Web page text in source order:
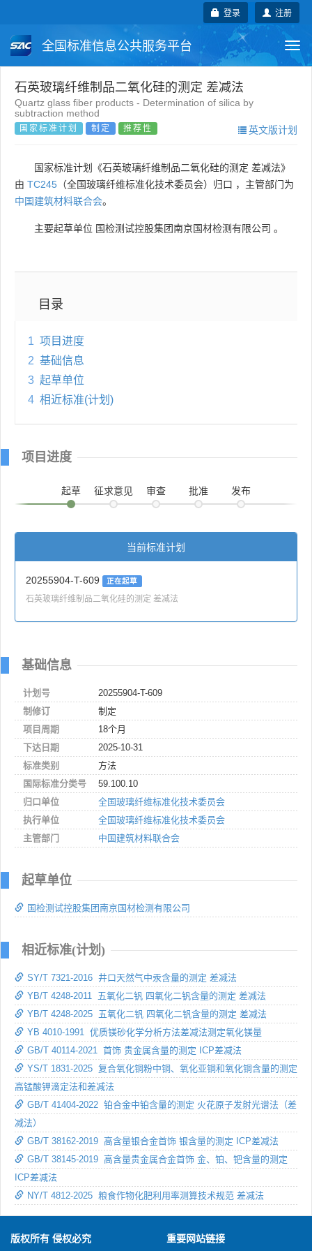
注册
登录
全国标准信息公共服务平台
国家标准 行业标准 地方标准
团体标准
石英玻璃纤维制品二氧化硅的测定 差减法
Quartz glass fiber products - Determination of silica by
subtraction method
国家标准计划 制定 推荐性 英文版计划
国家标准计划《石英玻璃纤维制品二氧化硅的测定 差减法》
由 TC245 （全国玻璃纤维标准化技术委员会）归口 ，主管部门为
中国建筑材料联合会。
主要起草单位 国检测试控股集团南京国材检测有限公司 。
目录
1 项目进度
2 基础信息
3 起草单位
4 相近标准(计划)
项目进度
起草 征求意见 审查 批准 发布
当前标准计划
20255904-T-609 正在起草
石英玻璃纤维制品二氧化硅的测定 差减法
基础信息
计划号
20255904-T-609
制修订
制定
项目周期
18个月
下达日期
2025-10-31
标准类别
方法
国际标准分类号
59.100.10
归口单位
全国玻璃纤维标准化技术委员会
执行单位
全国玻璃纤维标准化技术委员会
主管部门
中国建筑材料联合会
起草单位
国检测试控股集团南京国材检测有限公司
相近标准(计划)
SY/T 7321-2016 井口天然气中汞含量的测定 差减法
YB/T 4248-2011 五氧化二钒 四氧化二钒含量的测定 差减法
YB/T 4248-2025 五氧化二钒 四氧化二钒含量的测定 差减法
YB 4010-1991 优质镁砂化学分析方法差减法测定氧化镁量
GB/T 40114-2021 首饰 贵金属含量的测定 ICP差减法
YS/T 1831-2025 复合氧化铜粉中铜、氧化亚铜和氧化铜含量的测定
高锰酸钾滴定法和差减法
GB/T 41404-2022 铂合金中铂含量的测定 火花原子发射光谱法（差
减法）
GB/T 38162-2019 高含量银合金首饰 银含量的测定 ICP差减法
GB/T 38145-2019 高含量贵金属合金首饰 金、铂、钯含量的测定
ICP差减法
NY/T 4812-2025 粮食作物化肥利用率测算技术规范 差减法
版权所有 侵权必究 重要网站链接